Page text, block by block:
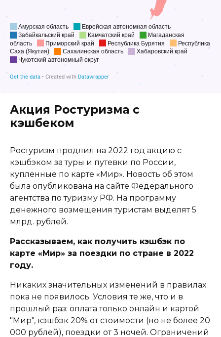
Акция Ростуризма с
кэшбеком
Ростуризм продлил на 2022 год акцию с
кэшбэком за туры и путевки по России,
купленные по карте «Мир». Новость об этом
была опубликована на сайте Федерального
агентства по туризму РФ. На программу
денежного возмещения туристам выделят 5
млрд. рублей.
Рассказываем, как получить кэшбэк по
карте «Мир» за поездки по стране в 2022
году.
Никаких значительных изменений в правилах
пока не появилось. Условия те же, что и в
прошлый раз: оплата только онлайн и картой
"Мир", кэшбэк 20% от стоимости (но не более 20
000 рублей), поездки от 3 ночей. Ограничений